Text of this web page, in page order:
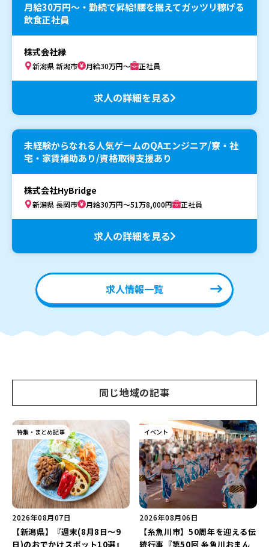
月給30万円〜・勤続で昇給!腰を据えてガッツリ稼げる
飲食正社員
株式会社縁
新潟県 新潟市 月給30万円～ 正社員
求人の詳細を見る
未経験からなれる人気ゲームのQAエンジニア/寮・社
宅・家賃補助あり/資格取得支援あり
株式会社HyBridge
新潟県 長岡市 月給30万円～51万8,000円 正社員
求人の詳細を見る
求人情報一覧
同じ地域の記事
特集・まとめ記事
2026年08月07日
【新潟県】『週末(8月8日～9
日)のおでかけスポット10選』
イベント
2026年08月06日
【糸魚川市】50周年を迎える伝
統行事『第50回 糸魚川おまん